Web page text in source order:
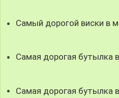
Самый дорогой виски в
Самая дорогая бутылка
Самая дорогая бутылка